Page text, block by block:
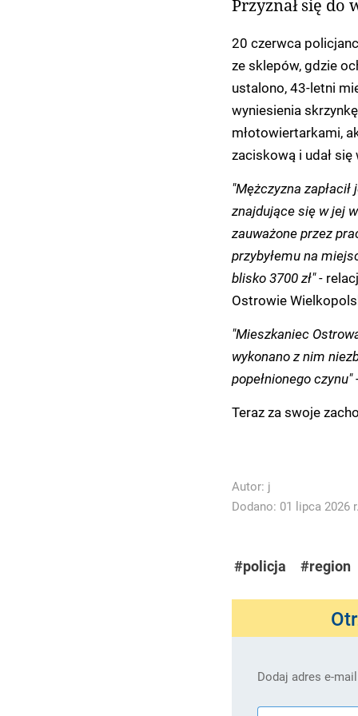
Przyznał się do
20 czerwca
ze sklepów, gdzie
ustalono, 43-letni
wyniesienia
młotowiertarkami,
zaciskową i udał
"Mężczyzna
znajdujące się w jej
zauważone przez
przybyłemu na
blisko 3700 zł" -
Ostrowie
"Mieszkaniec
wykonano z nim
popełnionego czynu"
Teraz za swoje
Autor: j
Dodano: 01 lipca 2026
#policja #region
Dodaj adres e-